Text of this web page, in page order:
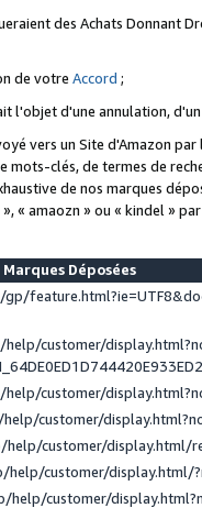
des Achats Donnant
de votre Accord ;
l'objet d'une annulation,
vers un Site d'Amazon
mots-clés, de termes de
de nos marques
« amaozn » ou « kindel »
Déposées
gp/
customer/
customer/
customer/
customer/display.html/
help/customer/display.html/
help/customer/